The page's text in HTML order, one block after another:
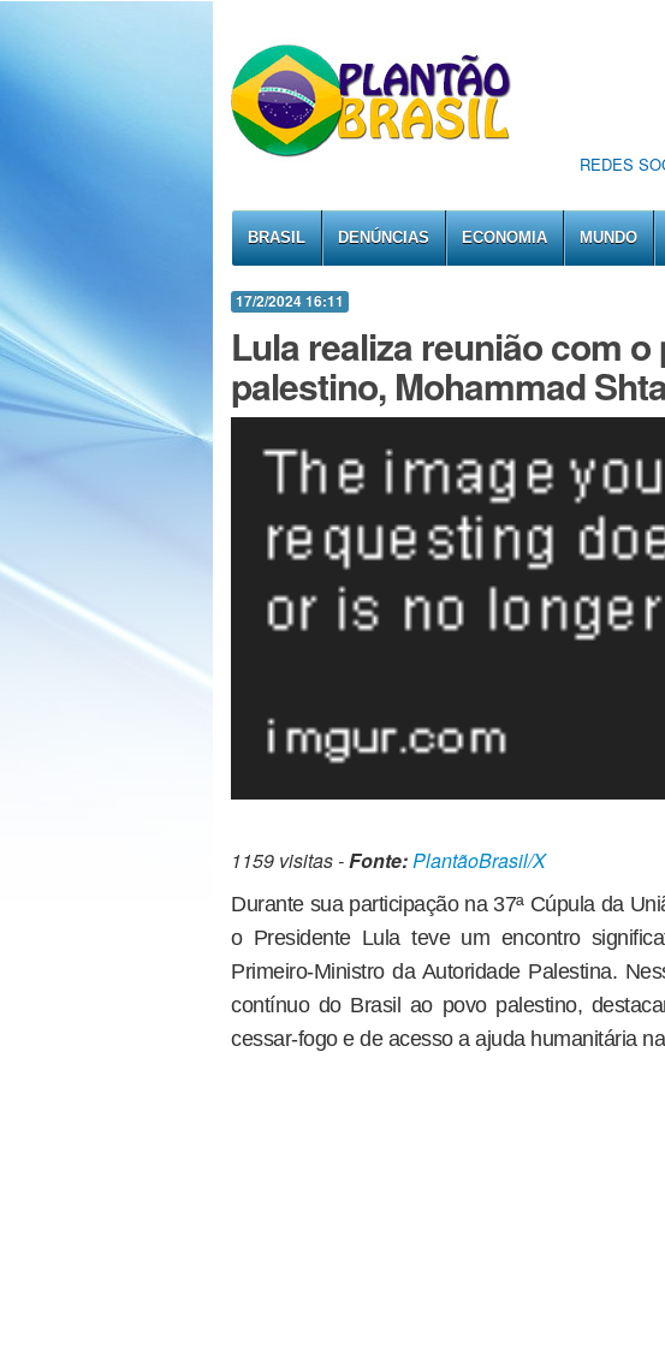
REDES
BRASIL DENÚNCIAS ECONOMIA MUNDO
17/2/2024 16:11
Lula realiza reunião com
palestino, Mohammad
1159 visitas -Fonte:PlantãoBrasil/X
Durante sua participação na 37ª Cúpula da
o Presidente Lula teve um encontro
Primeiro-Ministro da Autoridade Palestina.
contínuo do Brasil ao povo palestino,
cessar-fogo e de acesso a ajuda humanitária